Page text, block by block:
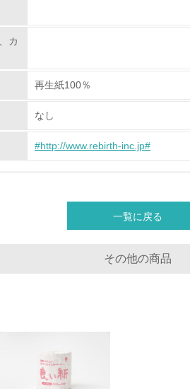
る
環境配慮型製品・サービスの
サービスの製造・販売を積極的に行って
り組み方針を有し、グリーン購入を行っ
カ
再生紙100％
なし
#http://www.rebirth-inc.jp#
一覧に戻る
その他の商品